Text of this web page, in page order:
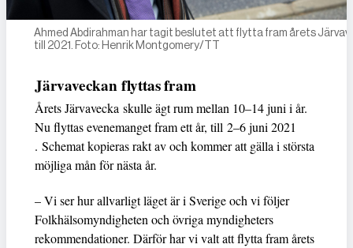
Ahmed Abdirahman har tagit beslutet att flytta fram årets
till 2021. Foto: Henrik Montgomery/TT
Järvaveckan flyttas fram
Årets Järvavecka skulle ägt rum mellan 10–14 juni i år.
Nu flyttas evenemanget fram ett år, till 2–6 juni 2021
. Schemat kopieras rakt av och kommer att gälla i största
möjliga mån för nästa år.
– Vi ser hur allvarligt läget är i Sverige och vi följer
Folkhälsomyndigheten och övriga myndigheters
rekommendationer. Därför har vi valt att flytta fram årets